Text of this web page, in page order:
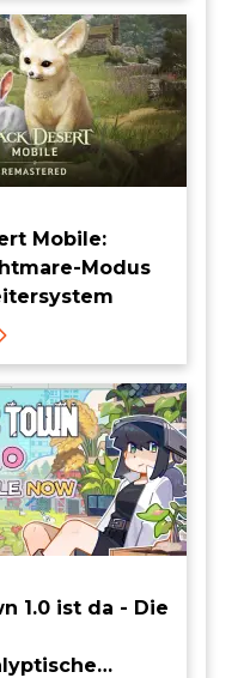
Mobile:
Modus
1.0 ist da - Die